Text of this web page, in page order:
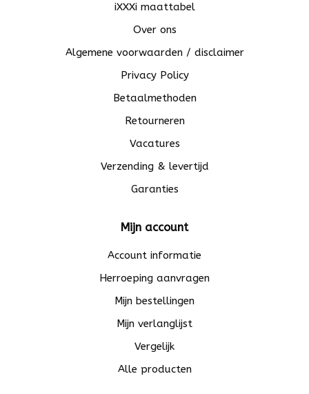
iXXXi maattabel
Over ons
Algemene voorwaarden / disclaimer
Privacy Policy
Betaalmethoden
Retourneren
Vacatures
Verzending & levertijd
Garanties
Mijn account
Account informatie
Herroeping aanvragen
Mijn bestellingen
Mijn verlanglijst
Vergelijk
Alle producten